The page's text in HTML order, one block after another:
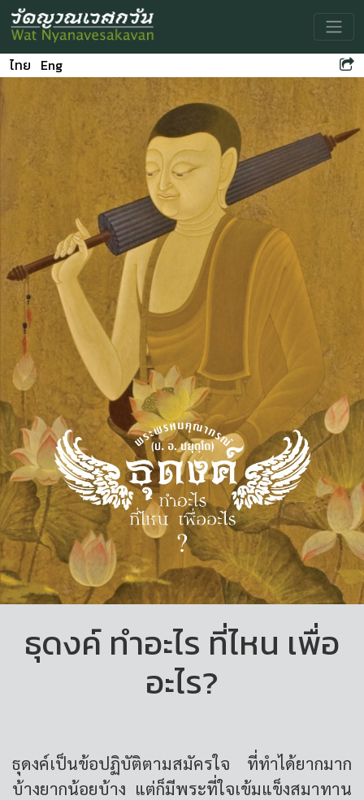
ไทย Eng
ธุดงค์ ทำอะไร ที่ไหน เพื่อ
อะไร?
ธุดงค์เป็นข้อปฏิบัติตามสมัครใจ ที่ทำได้ยากมาก
บ้างยากน้อยบ้าง แต่ก็มีพระที่ใจเข้มแข็งสมาทาน